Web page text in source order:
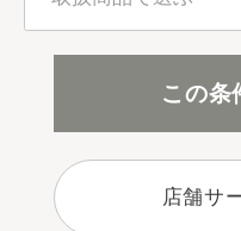
アインズ＆トル
アインズ＆トルペ
セレクトショップ
ボディケア
この条
店舗サ